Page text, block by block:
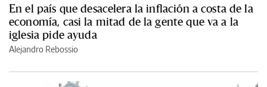
En el país que desacelera la inflación a costa de la
economía, casi la mitad de la gente que va a la
iglesia pide ayuda
Alejandro Rebossio